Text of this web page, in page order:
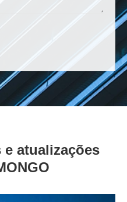
atualizações